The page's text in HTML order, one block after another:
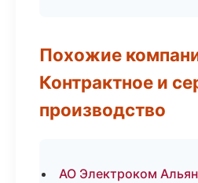
Похожие
Контрактное и
производство
АО Электроком